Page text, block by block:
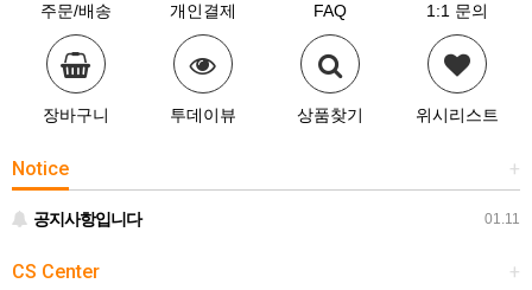
주문/배송 개인결제 FAQ 1:1 문의
장바구니 투데이뷰 상품찾기 위시리스트
+
Notice
01.11
공지사항입니다
+
CS Center